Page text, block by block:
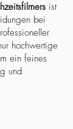
ist
bei
hochwertige
ein feines
und